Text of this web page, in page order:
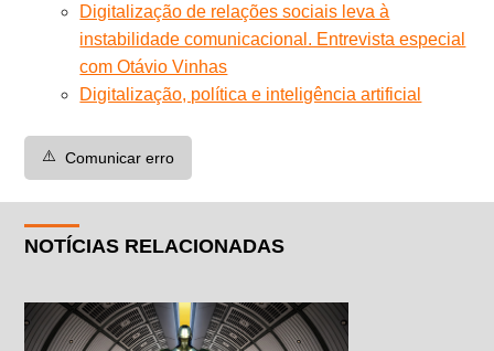
Digitalização de relações sociais leva à
instabilidade comunicacional. Entrevista especial
com Otávio Vinhas
Digitalização, política e inteligência artificial
⚠️ Comunicar erro
NOTÍCIAS RELACIONADAS